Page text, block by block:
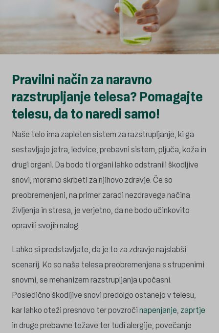
Pravilni način za naravno
razstrupljanje telesa? Pomagajte
telesu, da to naredi samo!
Naše telo ima zapleten sistem za razstrupljanje, ki ga
sestavljajo jetra, ledvice, prebavni sistem, pljuča, koža in
drugi organi. Da bodo ti organi lahko odstranili škodljive
snovi, moramo skrbeti za njihovo zdravje. Če so
preobremenjeni, na primer zaradi nezdravega načina
življenja in stresa, je verjetno, da ne bodo učinkovito
opravili svojih nalog.
Lahko si predstavljate, da je to za zdravje najslabši
scenarij. Ko so naša telesa preobremenjena s strupenimi
snovmi, se mehanizem razstrupljanja upočasni.
Posledično škodljive snovi predolgo ostanejo v telesu,
kar lahko oteži presnovo ter povzročinapenjanje, zaprtje
in druge prebavne težave ter tudi alergije, povečanje